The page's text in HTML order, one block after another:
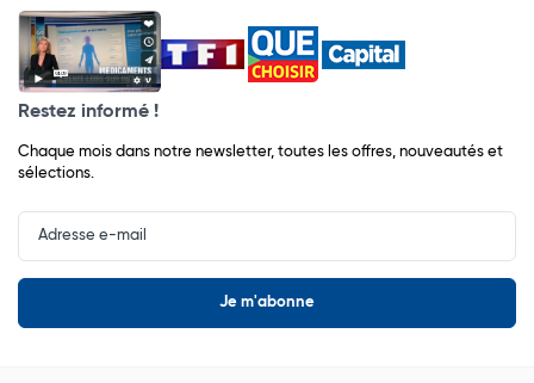
Restez informé !
Chaque mois dans notre newsletter, toutes les offres, nouveautés et
sélections.
Input
Newsletter